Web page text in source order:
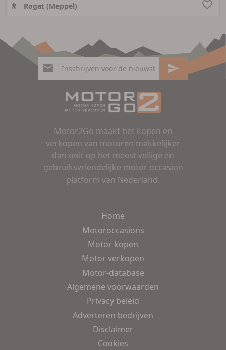
Rogat (Meppel)
Motor2Go maakt het kopen en
verkopen van motoren makkelijker
dan ooit op het meest veilige en
gebruiksvriendelijke motor occasion
platform van Nederland.
Home
Motoroccasions
Motor kopen
Motor verkopen
Motor-database
Algemene voorwaarden
Privacy beleid
Adverteren bedrijven
Disclaimer
Cookies